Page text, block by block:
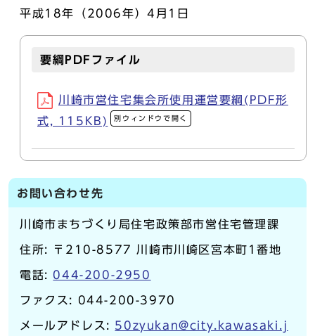
平成18年（2006年）4月1日
要綱PDFファイル
川崎市営住宅集会所使用運営要綱(PDF形
式, 115KB)
別ウィンドウで開く
お問い合わせ先
川崎市まちづくり局住宅政策部市営住宅管理課
住所: 〒210-8577 川崎市川崎区宮本町1番地
電話: 044-200-2950
ファクス: 044-200-3970
メールアドレス: 50zyukan@city.kawasaki.j